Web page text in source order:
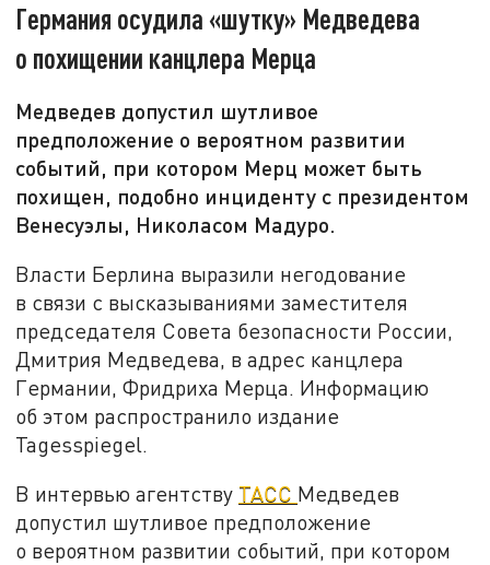
Германия осудила «шутку» Медведева
о похищении канцлера Мерца
Медведев допустил шутливое
предположение о вероятном развитии
событий, при котором Мерц может быть
похищен, подобно инциденту с президентом
Венесуэлы, Николасом Мадуро.
Власти Берлина выразили негодование
в связи с высказываниями заместителя
председателя Совета безопасности России,
Дмитрия Медведева, в адрес канцлера
Германии, Фридриха Мерца. Информацию
об этом распространило издание
Tagesspiegel.
В интервью агентству ТАСС Медведев
допустил шутливое предположение
о вероятном развитии событий, при котором